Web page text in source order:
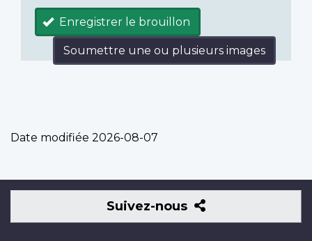
Enregistrer le brouillon
Soumettre une ou plusieurs images
Date modifiée 2026-08-07
Suivez-nous
Suivez-
nous